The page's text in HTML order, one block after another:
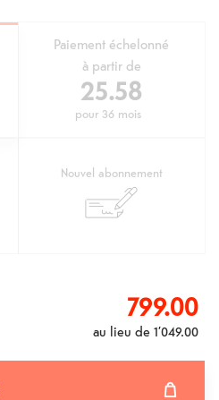
Paiement échelonné
à partir de
25.58
pour 36 mois
Nouvel abonnement
799.00
au lieu de1’049.00